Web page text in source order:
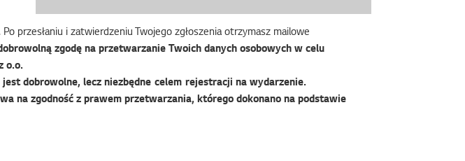
przesłaniu i zatwierdzeniu Twojego zgłoszenia otrzymasz mailowe
zgodę na przetwarzanie Twoich danych osobowych w celu
o.o.
dobrowolne, lecz niezbędne celem rejestracji na wydarzenie.
na zgodność z prawem przetwarzania, którego dokonano na podstawie